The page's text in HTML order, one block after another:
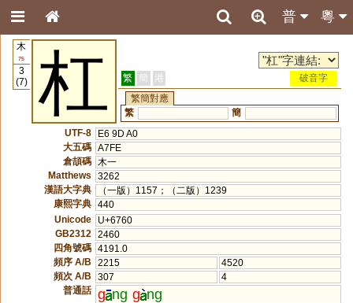
粵
普
木
75
3
(7)
杠 繁 簡 港
破音字
繁簡對應
繁
簡
UTF-8
E6 9D A0
大五碼 A7FE
倉頡碼
木一
Matthews
3262
漢語大字典
（一版）1157；（二版）1239
康熙字典 440
Unicode
U+6760
GB2312
2460
四角號碼 4191.0
頻序 A/B
2215
4520
頻次 A/B
307
4
普通話 g ng g ng